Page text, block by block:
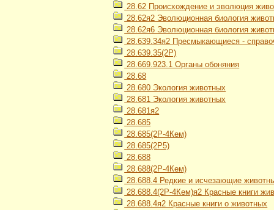
28.62 Происхождение и эволюция
28.62я2 Эволюционная биология
28.62я6 Эволюционная биология
28.639.34я2 Пресмыкающиеся -
28.639.35(2Р)
28.669.923.1 Органы обоняния
28.68
28.680 Экология животных
28.681 Экология животных
28.681я2
28.685
28.685(2Р-4Кем)
28.685(2Р5)
28.688
28.688(2Р-4Кем)
28.688.4 Редкие и исчезающие
28.688.4(2Р-4Кем)я2 Красные книги
28.688.4я2 Красные книги о животных